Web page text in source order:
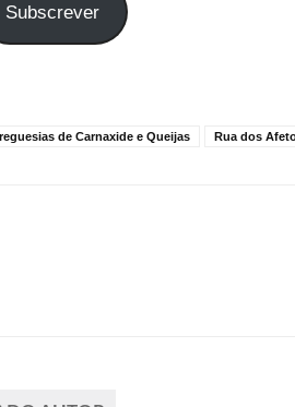
Subscrever
de Carnaxide e Queijas Rua dos